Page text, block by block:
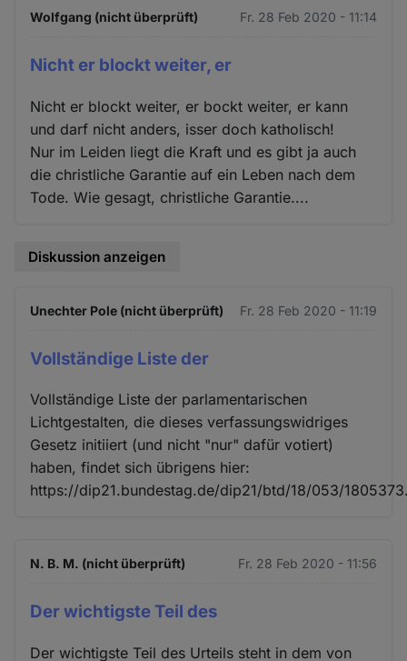
Wolfgang (nicht überprüft) Fr. 28 Feb 2020 - 11:14
Nicht er blockt weiter, er
Nicht er blockt weiter, er bockt weiter, er kann
und darf nicht anders, isser doch katholisch!
Nur im Leiden liegt die Kraft und es gibt ja auch
die christliche Garantie auf ein Leben nach dem
Tode. Wie gesagt, christliche Garantie....
Diskussion anzeigen
Unechter Pole (nicht überprüft) Fr. 28 Feb 2020 - 11:19
Vollständige Liste der
Vollständige Liste der parlamentarischen
Lichtgestalten, die dieses verfassungswidriges
Gesetz initiiert (und nicht "nur" dafür votiert)
haben, findet sich übrigens hier:
https://dip21.bundestag.de/dip21/btd/18/053/
N. B. M. (nicht überprüft) Fr. 28 Feb 2020 - 11:56
Der wichtigste Teil des
Der wichtigste Teil des Urteils steht in dem von